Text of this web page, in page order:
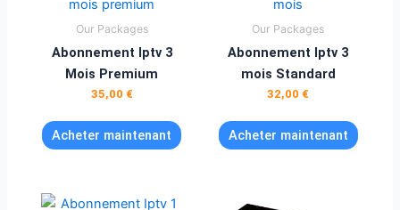
Our Packages
Abonnement Iptv 3
Mois Premium
35,00 €
Acheter maintenant
Our Packages
Abonnement Iptv 3
mois Standard
32,00 €
Acheter maintenant
Le
Le